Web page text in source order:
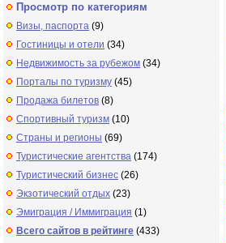
Просмотр по категориям
Визы, паспорта (9)
Гостиницы и отели (34)
Недвижимость за рубежом (34)
Порталы по туризму (45)
Продажа билетов (8)
Спортивный туризм (10)
Страны и регионы (69)
Туристические агентства (174)
Туристический бизнес (26)
Экзотический отдых (23)
Эмиграция / Иммиграция (1)
Всего сайтов в рейтинге (433)